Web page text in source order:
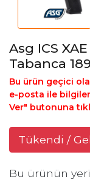
Asg ICS
Tabanca
Bu ürün geçici
e-posta ile
Ver" butonuna
Tükendi /
Bu ürünün